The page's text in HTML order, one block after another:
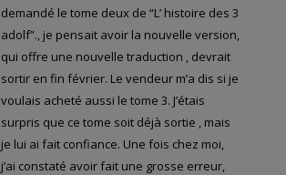
demandé le tome deux de “L’ histoire des 3
adolf”., je pensait avoir la nouvelle version,
qui offre une nouvelle traduction , devrait
sortir en fin février. Le vendeur m’a dis si je
voulais acheté aussi le tome 3. J’étais
surpris que ce tome soit déjà sortie , mais
je lui ai fait confiance. Une fois chez moi,
j’ai constaté avoir fait une grosse erreur,